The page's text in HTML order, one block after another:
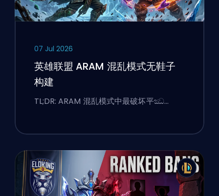
07 Jul 2026
英雄联盟 ARAM 混乱模式无鞋子
构建
TL;DR: ARAM 混乱模式中最破坏平ඣ…